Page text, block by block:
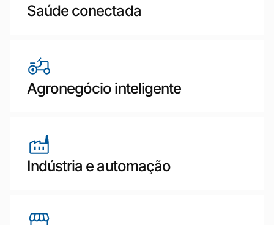
Saúde conectada
Agronegócio inteligente
Indústria e automação